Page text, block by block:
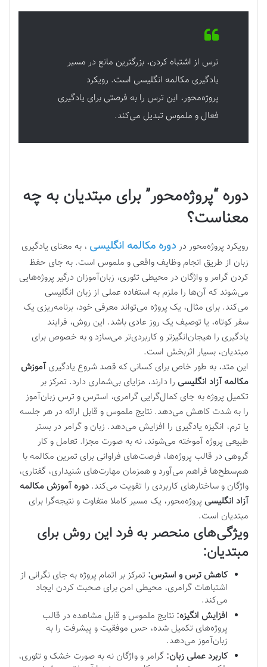
ترس از اشتباه کردن، بزرگترین مانع در مسیر
یادگیری مکالمه انگلیسی است. رویکرد
پروژه‌محور، این ترس را به فرصتی برای یادگیری
فعال و ملموس تبدیل می‌کند.
دوره “پروژه‌محور” برای مبتدیان به چه
معناست؟
رویکرد پروژه‌محور دردوره مکالمه انگلیسی ، به معنای یادگیری
زبان از طریق انجام وظایف واقعی و ملموس است. به جای حفظ
کردن گرامر و واژگان در محیطی تئوری، زبان‌آموزان درگیر پروژه‌هایی
می‌شوند که آن‌ها را ملزم به استفاده عملی از زبان انگلیسی
می‌کند. برای مثال، یک پروژه می‌تواند معرفی خود، برنامه‌ریزی یک
سفر کوتاه، یا توصیف یک روز عادی باشد. این روش، فرایند
یادگیری را هیجان‌انگیزتر و کاربردی‌تر می‌سازد و به خصوص برای
مبتدیان، بسیار اثربخش است.
این متد، به طور خاص برای کسانی که قصد شروع یادگیری آموزش
مکالمه آزاد انگلیسی را دارند، مزایای بی‌شماری دارد. تمرکز بر
تکمیل پروژه به جای کمال‌گرایی گرامری، استرس و ترس زبان‌آموز
را به شدت کاهش می‌دهد. نتایج ملموس و قابل ارائه در هر جلسه
یا ترم، انگیزه یادگیری را افزایش می‌دهد. زبان و گرامر در بستر
طبیعی پروژه آموخته می‌شوند، نه به صورت مجزا. تعامل و کار
گروهی در قالب پروژه‌ها، فرصت‌های فراوانی برای تمرین مکالمه با
هم‌سطح‌ها فراهم می‌آورد و همزمان مهارت‌های شنیداری، گفتاری،
واژگان و ساختارهای کاربردی را تقویت می‌کند. دوره آموزش مکالمه
آزاد انگلیسی پروژه‌محور، یک مسیر کاملا متفاوت و نتیجه‌گرا برای
مبتدیان است.
ویژگی‌های منحصر به فرد این روش برای
مبتدیان:
کاهش ترس و استرس: تمرکز بر اتمام پروژه به جای نگرانی از
اشتباهات گرامری، محیطی امن برای صحبت کردن ایجاد
می‌کند.
افزایش انگیزه: نتایج ملموس و قابل مشاهده در قالب
پروژه‌های تکمیل شده، حس موفقیت و پیشرفت را به
زبان‌آموز می‌دهد.
کاربرد عملی زبان: گرامر و واژگان نه به صورت خشک و تئوری،